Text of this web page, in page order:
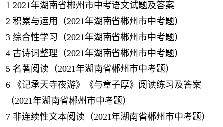
1 2021年湖南省郴州市中考语文试题及答案
2 积累与运用（2021年湖南省郴州市中考题）
3 综合性学习（2021年湖南省郴州市中考题）
4 古诗词整理（2021年湖南省郴州市中考题）
5 名著阅读（2021年湖南省郴州市中考题）
6
《记承天寺夜游》《与章子厚》阅读练习及答案
（2021年湖南省郴州市中考题）
7 非连续性文本阅读（2021年湖南省郴州市中考题）